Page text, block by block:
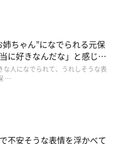
姉ちゃん”になでられる元保
に好きなんだな」と感じる
り
な人になでられて、うれしそうな表
…
不安そうな表情を浮かべて